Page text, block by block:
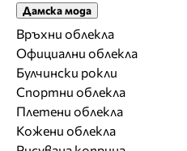
Дамска мода
Връхни облекла
Официални облекла
Булчински рокли
Спортни облекла
Плетени облекла
Кожени облекла